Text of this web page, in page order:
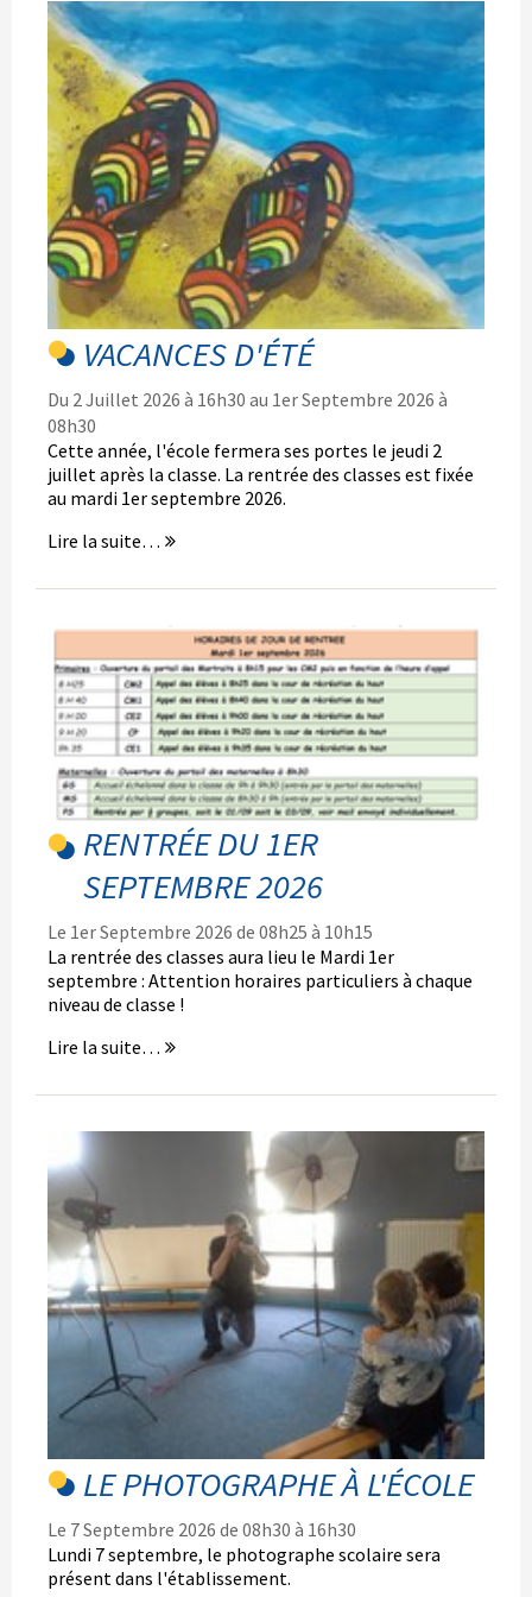
VACANCES D'ÉTÉ
Du 2 Juillet 2026 à 16h30 au 1er Septembre 2026 à
08h30
Cette année, l'école fermera ses portes le jeudi 2
juillet après la classe. La rentrée des classes est fixée
au mardi 1er septembre 2026.
Lire la suite…
RENTRÉE DU 1ER
SEPTEMBRE 2026
Le 1er Septembre 2026 de 08h25 à 10h15
La rentrée des classes aura lieu le Mardi 1er
septembre : Attention horaires particuliers à chaque
niveau de classe !
Lire la suite…
LE PHOTOGRAPHE À L'ÉCOLE
Le 7 Septembre 2026 de 08h30 à 16h30
Lundi 7 septembre, le photographe scolaire sera
présent dans l'établissement.